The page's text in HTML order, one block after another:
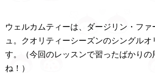
ウェルカムティーは、ダージリン・ファ
ュ。クオリティーシーズンのシングル
す。（今回のレッスンで習ったばかりの
ね！）